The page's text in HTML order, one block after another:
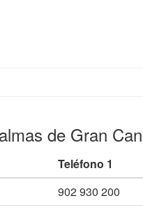
de Gran
Teléfono 1
902 930 200